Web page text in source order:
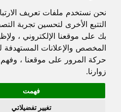
نحن نستخدم ملفات تعريف
التتبع الأخرى لتحسين تجربة
بك على موقعنا الإلكتروني ،
المخصص والإعلانات المستهدفة
حركة المرور على موقعنا ،
زوارنا.
فهمت
تغيير تفضيلاتي
جميع الحقوق محفوظة لدنيا الوطن ©
Policy